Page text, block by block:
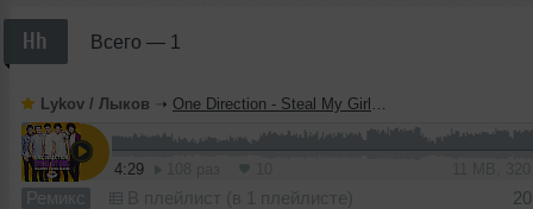
Hh Всего — 1
Lykov / Лыков ➝ One Direction - Steal My Girl (Dj Lykov vs. Sven Slevin Remix) [MOUSE-P]
4:29
Ремикс В плейлист (в 1 плейлисте)